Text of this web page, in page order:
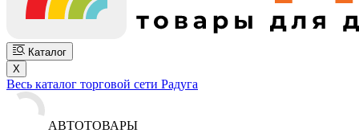
Каталог
X
Весь каталог торговой сети Радуга
АВТОТОВАРЫ